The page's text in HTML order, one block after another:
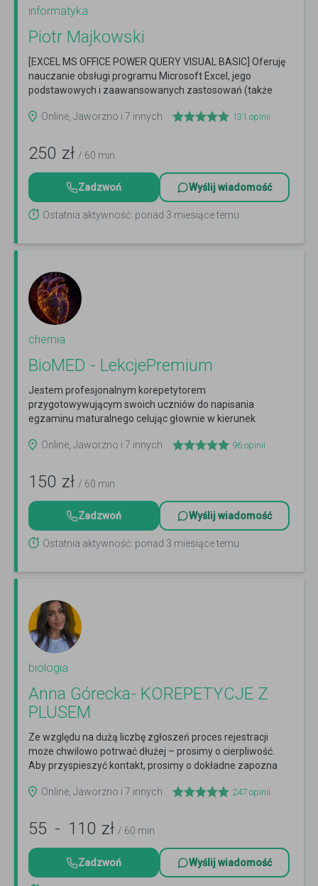
informatyka
Piotr Majkowski
[EXCEL MS OFFICE POWER QUERY VISUAL BASIC] Oferuję
nauczanie obsługi programu Microsoft Excel, jego
podstawowych i zaawansowanych zastosowań (także
Online, Jaworzno i 7 innych
131 opinii
250 zł / 60 min
Zadzwoń Wyślij wiadomość
Ostatnia aktywność: ponad 3 miesiące temu
chemia
BioMED - LekcjePremium
Jestem profesjonalnym korepetytorem
przygotowywującym swoich uczniów do napisania
egzaminu maturalnego celując głownie w kierunek
Online, Jaworzno i 7 innych
96 opinii
150 zł / 60 min
Zadzwoń Wyślij wiadomość
Ostatnia aktywność: ponad 3 miesiące temu
biologia
Anna Górecka- KOREPETYCJE Z
PLUSEM
Ze względu na dużą liczbę zgłoszeń proces rejestracji
może chwilowo potrwać dłużej – prosimy o cierpliwość.
Aby przyspieszyć kontakt, prosimy o dokładne zapozna
Online, Jaworzno i 7 innych
247 opinii
55 - 110 zł / 60 min
Zadzwoń Wyślij wiadomość